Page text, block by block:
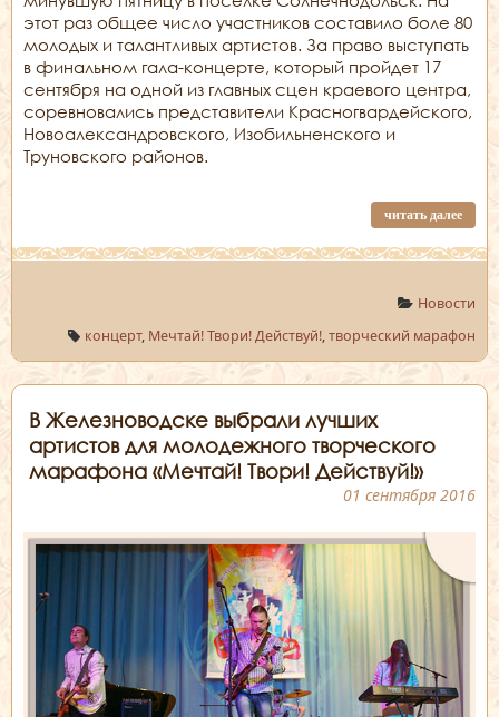
этот раз общее число участников составило боле 80
молодых и талантливых артистов. За право выступать
в финальном гала-концерте, который пройдет 17
сентября на одной из главных сцен краевого центра,
соревновались представители Красногвардейского,
Новоалександровского, Изобильненского и
Труновского районов.
читать далее
Новости
концерт, Мечтай! Твори! Действуй!,творческий марафон
В Железноводске выбрали лучших
артистов для молодежного творческого
марафона «Мечтай! Твори! Действуй!»
01 сентября 2016